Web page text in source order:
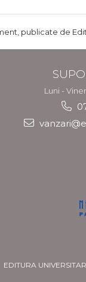
publicate de
Luni -
EDITURA